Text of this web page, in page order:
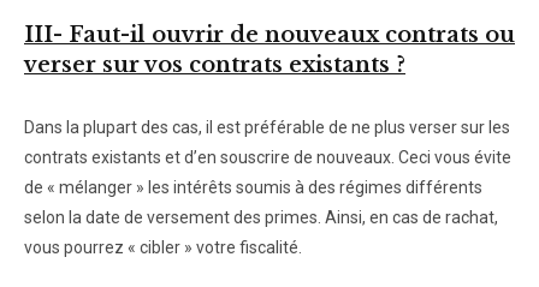
III- Faut-il ouvrir de nouveaux contrats ou
verser sur vos contrats existants ?
Dans la plupart des cas, il est préférable de ne plus verser sur les
contrats existants et d’en souscrire de nouveaux. Ceci vous évite
de « mélanger » les intérêts soumis à des régimes différents
selon la date de versement des primes. Ainsi, en cas de rachat,
vous pourrez « cibler » votre fiscalité.